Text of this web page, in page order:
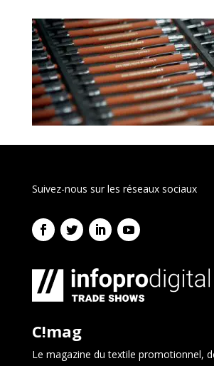
Suivez-nous sur les réseaux sociaux
C!mag
Le magazine du textile promotionnel,